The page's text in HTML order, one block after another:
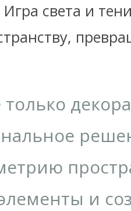
света и
и